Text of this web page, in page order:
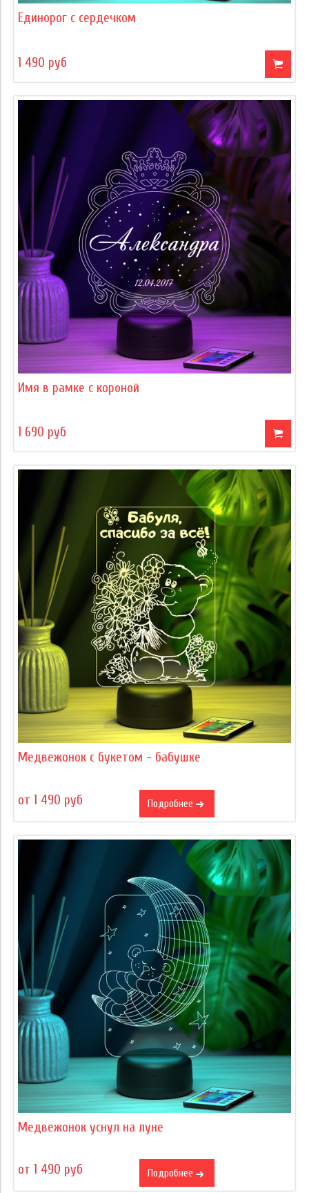
Единорог с сердечком
1 490 руб
Имя в рамке с короной
1 690 руб
Медвежонок с букетом - бабушке
от 1 490 руб Подробнее
Медвежонок уснул на луне
от 1 490 руб Подробнее